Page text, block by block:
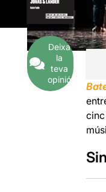
Deixa
la
teva
opinió